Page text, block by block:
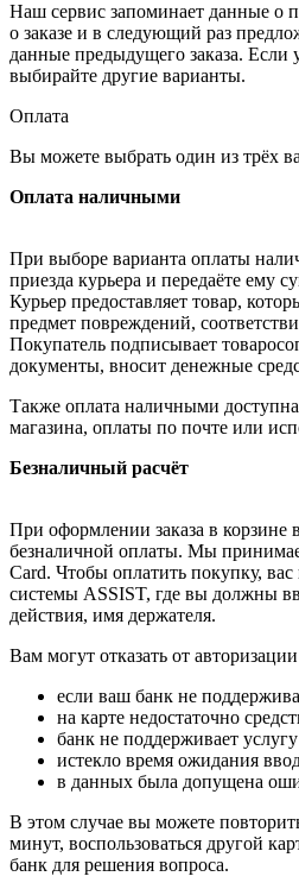
Наш сервис запоминает данные о
о заказе и в следующий раз
данные предыдущего заказа. Если
выбирайте другие варианты.
Оплата
Вы можете выбрать один из трёх
Оплата наличными
При выборе варианта оплаты
приезда курьера и передаёте ему
Курьер предоставляет товар,
предмет повреждений,
Покупатель подписывает
документы, вносит денежные
Также оплата наличными
магазина, оплаты по почте или
Безналичный расчёт
При оформлении заказа в корзине
безналичной оплаты. Мы
Card. Чтобы оплатить покупку, вас
системы ASSIST, где вы должны
действия, имя держателя.
Вам могут отказать от
если ваш банк не
на карте недостаточно
банк не поддерживает
истекло время ожидания
в данных была допущена
В этом случае вы можете
минут, воспользоваться другой
банк для решения вопроса.